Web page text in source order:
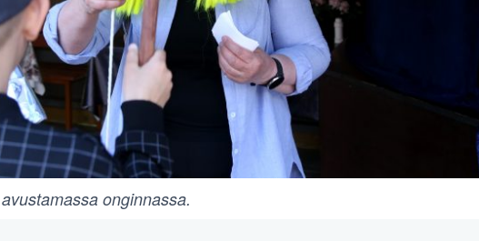
onginnassa.